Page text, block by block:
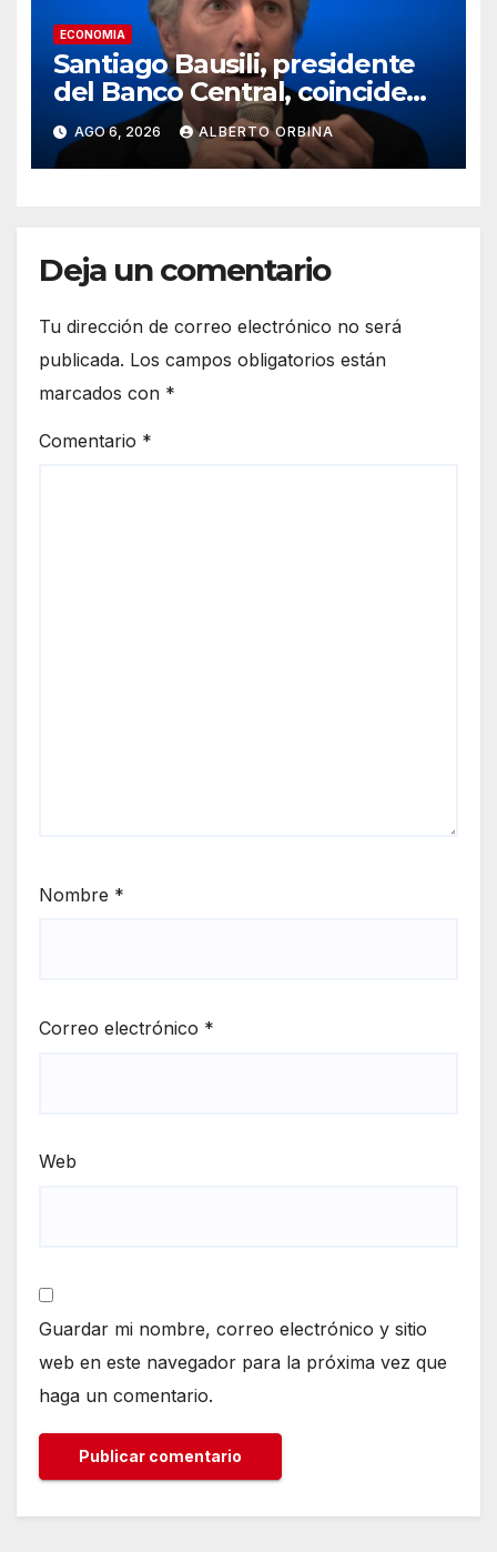
ECONOMIA
Santiago Bausili, presidente
del Banco Central, coincide
con Luis Caputo y descarta un
rescate a los morosos:
“Seguimos viendo esto como
AGO 6, 2026 ALBERTO ORBINA
Deja un comentario
Tu dirección de correo electrónico no será
publicada. Los campos obligatorios están
marcados con *
Comentario *
Nombre *
Correo electrónico *
Web
Guardar mi nombre, correo electrónico y sitio
web en este navegador para la próxima vez que
haga un comentario.